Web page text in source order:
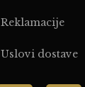
Reklamacije
Uslovi dostave